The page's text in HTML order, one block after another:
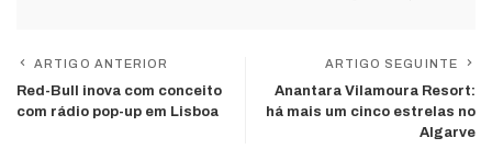
ARTIGO ANTERIOR
Red-Bull inova com conceito
com rádio pop-up em Lisboa
ARTIGO SEGUINTE
Anantara Vilamoura Resort:
há mais um cinco estrelas no
Algarve